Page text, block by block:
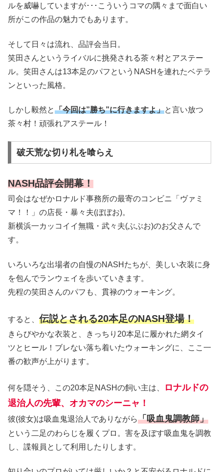
ルを威嚇していますが･･･こういうコマの隅々まで面白い
所がこの作品の魅力でもあります。
そして日々は流れ、品評会当日。
笑田さんというライバルに挑発される茶々村とアステー
ル。笑田さんは13本足のパフというNASHを連れたベテラ
ンといった風格。
しかし毅然と「今回は”勝ち”に行きますよ」と言い放つ
茶々村！頑張れアステール！
破天荒な切り札を喰らえ
NASH品評会開幕！
司会はなぜかロナルド事務所の最寄のコンビニ「ヴァミ
マ！！」の店長・暴々夫(ぼぼお)。
新横浜一カッコイイ無職・武々夫(ぶぶお)のお父さんで
す。
いろいろな出場者の自慢のNASHたちが、美しい衣装に身
を包んでランウェイを歩いていきます。
先程の笑田さんのパフも、貫禄のウォーキング。
すると、 伝説とされる20本足のNASH登場！
きらびやかな衣装と、きっちり20本足に履かれた網タイ
ツとヒール！ブレない落ち着いたウォーキングに、ここ一
番の歓声が上がります。
何を隠そう、この20本足NASHの飼い主は、
ロナルドの
退治人の先輩、オカマのシーニャ！
彼(彼女)は吸血鬼退治人でありながら「吸血鬼調教師」
という二足のわらじを履くプロ。害を及ぼす吸血鬼を調教
し、諜報員として利用したりします。